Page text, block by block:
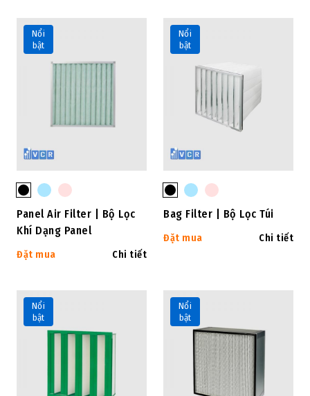
Nổi
bật
Panel Air Filter | Bộ Lọc
Khí Dạng Panel
Đặt mua Chi tiết
Nổi
bật
Bag Filter | Bộ Lọc Túi
Đặt mua Chi tiết
Nổi
bật
Nổi
bật